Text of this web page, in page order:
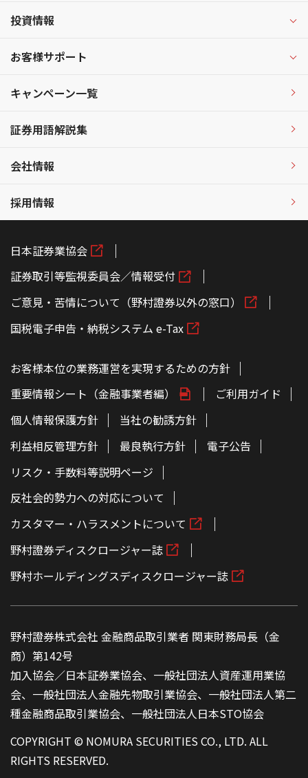
投資情報
お客様サポート
キャンペーン一覧
証券用語解説集
会社情報
採用情報
日本証券業協会
証券取引等監視委員会／情報受付
ご意見・苦情について（野村證券以外の窓口）
国税電子申告・納税システム e-Tax
お客様本位の業務運営を実現するための方針
重要情報シート（金融事業者編）
ご利用ガイド
個人情報保護方針
当社の勧誘方針
利益相反管理方針
最良執行方針
電子公告
リスク・手数料等説明ページ
反社会的勢力への対応について
カスタマー・ハラスメントについて
野村證券ディスクロージャー誌
野村ホールディングスディスクロージャー誌
野村證券株式会社 金融商品取引業者 関東財務局長（金
商）第142号
加入協会／日本証券業協会、一般社団法人資産運用業協
会、一般社団法人金融先物取引業協会、一般社団法人第二
種金融商品取引業協会、一般社団法人日本STO協会
COPYRIGHT © NOMURA SECURITIES CO., LTD. ALL
RIGHTS RESERVED.